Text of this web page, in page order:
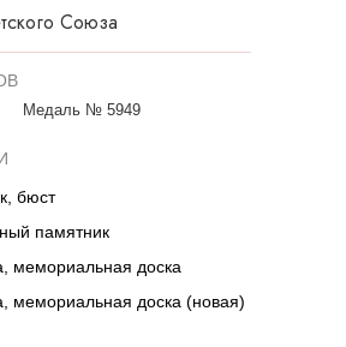
Союза
Медаль № 5949
бюст
памятник
мемориальная доска
мемориальная доска (новая)